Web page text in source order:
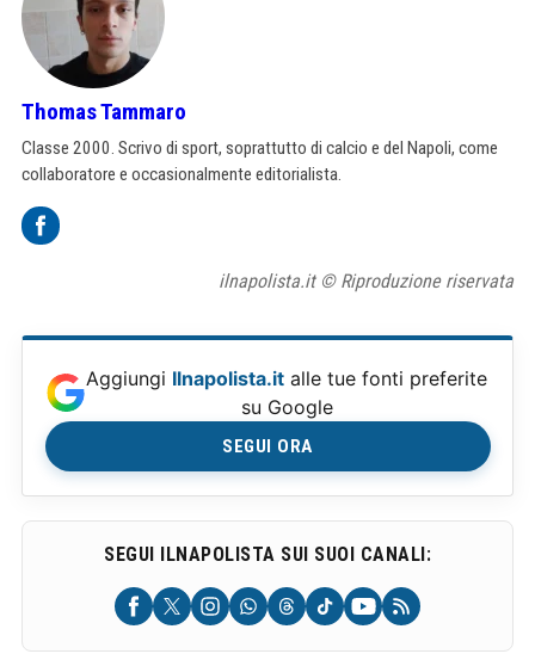
Thomas Tammaro
Classe 2000. Scrivo di sport, soprattutto di calcio e del Napoli, come
collaboratore e occasionalmente editorialista.
ilnapolista.it © Riproduzione riservata
Aggiungi Ilnapolista.it alle tue fonti preferite
su Google
SEGUI ORA
SEGUI ILNAPOLISTA SUI SUOI CANALI: